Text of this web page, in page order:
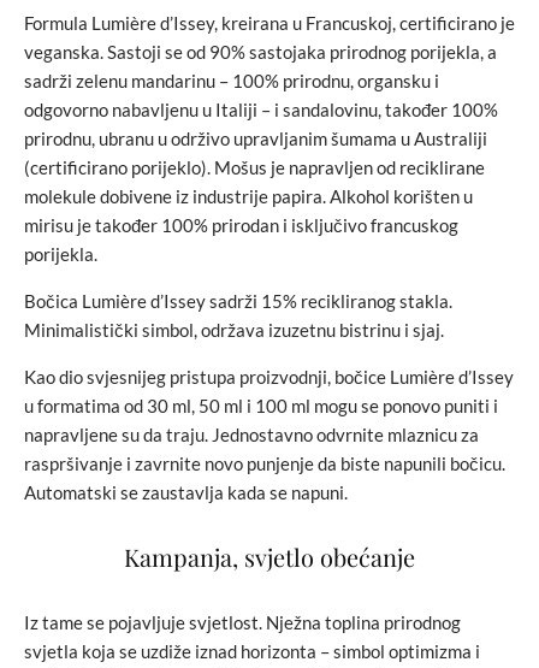
Formula Lumière d’Issey, kreirana u Francuskoj, certificirano je
veganska. Sastoji se od 90% sastojaka prirodnog porijekla, a
sadrži zelenu mandarinu – 100% prirodnu, organsku i
odgovorno nabavljenu u Italiji – i sandalovinu, također 100%
prirodnu, ubranu u održivo upravljanim šumama u Australiji
(certificirano porijeklo). Mošus je napravljen od reciklirane
molekule dobivene iz industrije papira. Alkohol korišten u
mirisu je također 100% prirodan i isključivo francuskog
porijekla.
Bočica Lumière d’Issey sadrži 15% recikliranog stakla.
Minimalistički simbol, održava izuzetnu bistrinu i sjaj.
Kao dio svjesnijeg pristupa proizvodnji, bočice Lumière d’Issey
u formatima od 30 ml, 50 ml i 100 ml mogu se ponovo puniti i
napravljene su da traju. Jednostavno odvrnite mlaznicu za
raspršivanje i zavrnite novo punjenje da biste napunili bočicu.
Automatski se zaustavlja kada se napuni.
Kampanja, svjetlo obećanje
Iz tame se pojavljuje svjetlost. Nježna toplina prirodnog
svjetla koja se uzdiže iznad horizonta – simbol optimizma i